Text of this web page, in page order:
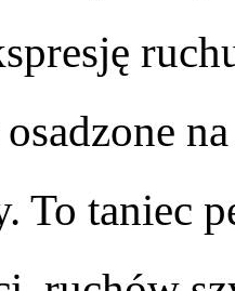
na
To taniec